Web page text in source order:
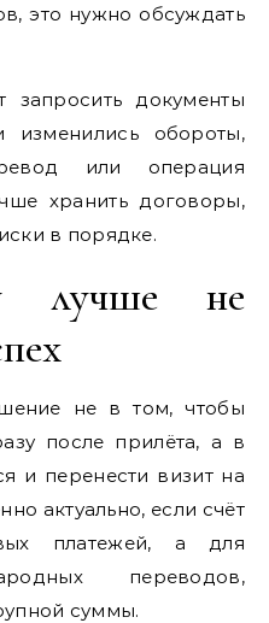
это нужно обсуждать
документы
обороты,
или операция
хранить договоры,
в порядке.
лучше не
не в том, чтобы
после прилёта, а в
и перенести визит на
актуально, если счёт
платежей, а для
переводов,
суммы.